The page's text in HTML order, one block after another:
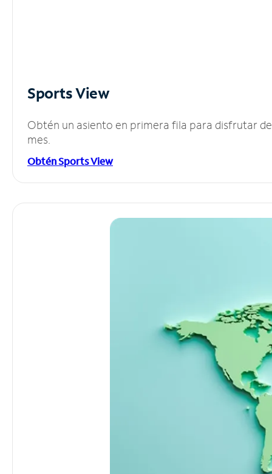
Sports View
Obtén un asiento en primera fila para disfrutar
mes.
Obtén Sports View